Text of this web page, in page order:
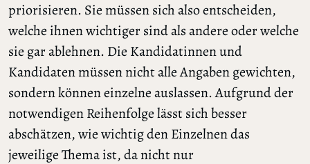
priorisieren. Sie müssen sich also entscheiden,
welche ihnen wichtiger sind als andere oder welche
sie gar ablehnen. Die Kandidatinnen und
Kandidaten müssen nicht alle Angaben gewichten,
sondern können einzelne auslassen. Aufgrund der
notwendigen Reihenfolge lässt sich besser
abschätzen, wie wichtig den Einzelnen das
jeweilige Thema ist, da nicht nur